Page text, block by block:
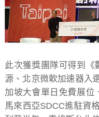
此次獲獎團隊可得到《
源、北京微軟加速器入
加坡大會單日免費展位
馬來西亞SDCC進駐資